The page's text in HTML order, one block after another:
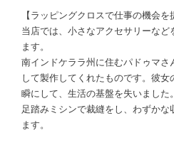
【ラッピングクロスで仕事の機会を
当店では、小さなアクセサリーな
ます。
南インドケララ州に住むパドゥマさ
して製作してくれたものです。彼
瞬にして、生活の基盤を失いました
足踏みミシンで裁縫をし、わずか
ます。